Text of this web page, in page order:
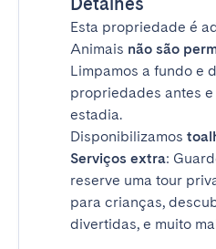
Esta propriedade é
Animais não são
Limpamos a fundo e
propriedades antes
estadia.
Disponibilizamos
Serviços extra:
reserve uma tour
para crianças,
divertidas, e muito